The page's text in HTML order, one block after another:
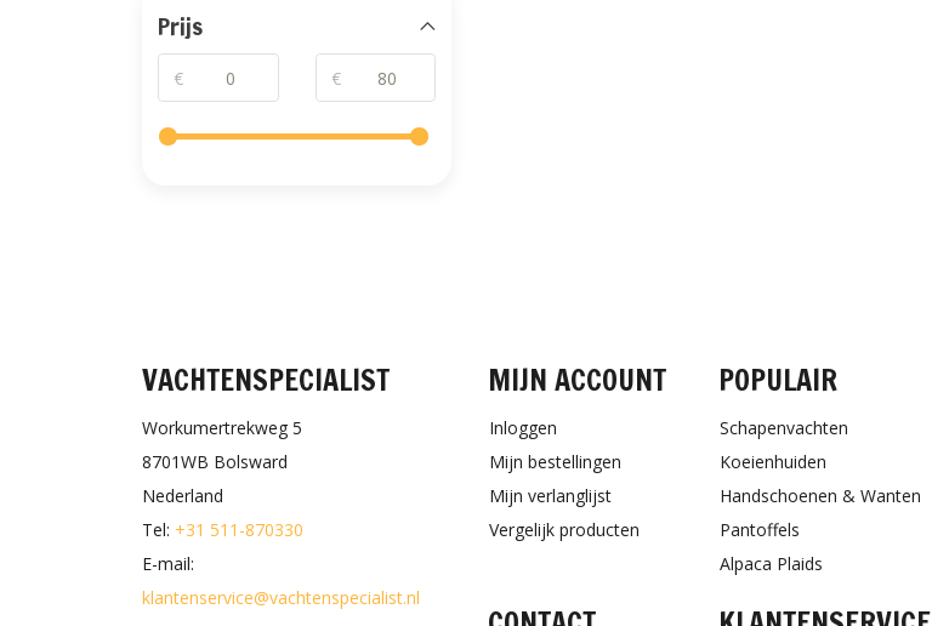
Prijs
€ €
VACHTENSPECIALIST
Workumertrekweg 5
8701WB Bolsward
Nederland
Tel: +31 511-870330
E-mail:
klantenservice@vachtenspecialist.nl
MIJN ACCOUNT
Inloggen
Mijn bestellingen
Mijn verlanglijst
Vergelijk producten
POPULAIR
Schapenvachten
Koeienhuiden
Handschoenen & Wanten
Pantoffels
Alpaca Plaids